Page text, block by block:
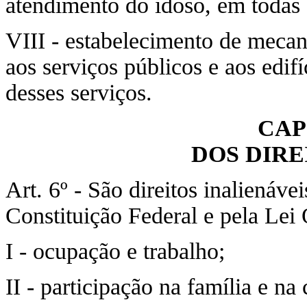
atendimento do idoso, em
VIII - estabelecimento de
aos serviços públicos e aos
desses serviços.
DOS
Art. 6º - São direitos
Constituição Federal e pela
I - ocupação e trabalho;
II - participação na família e na